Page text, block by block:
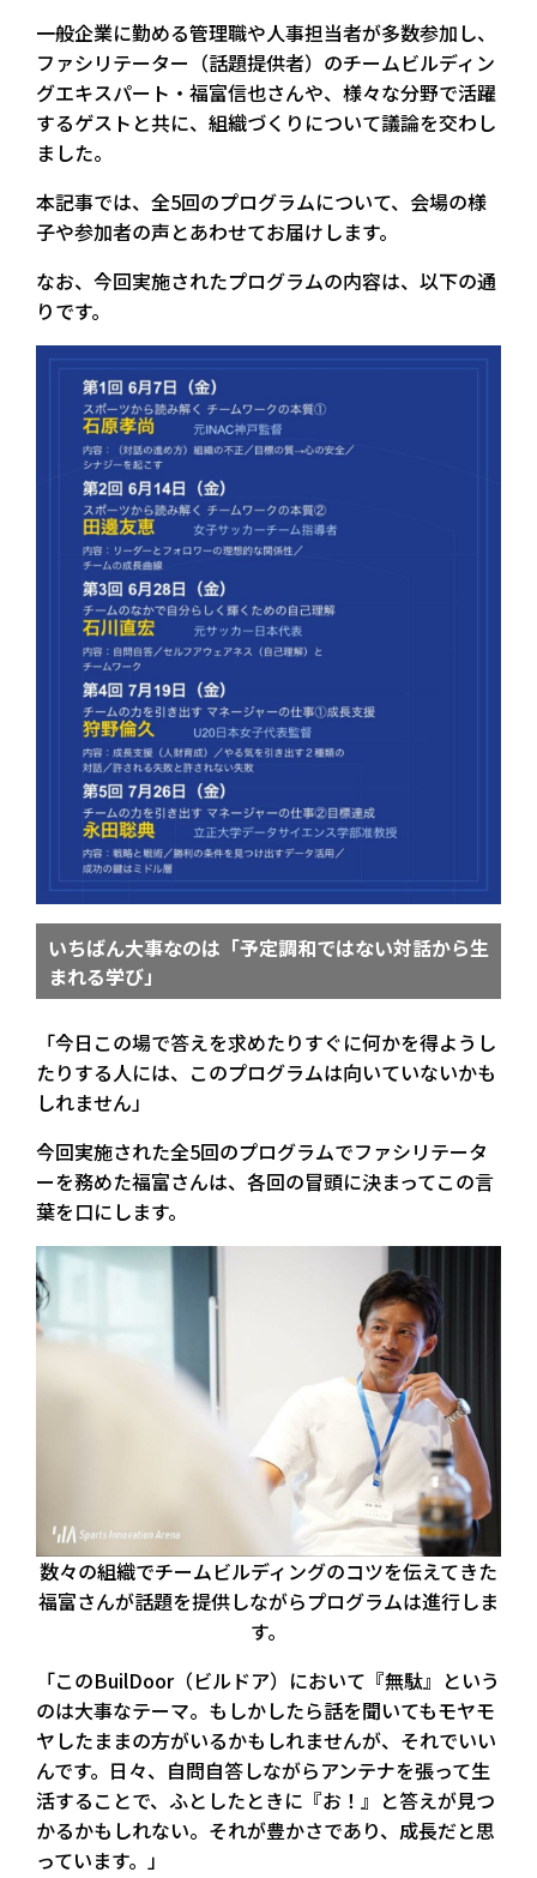
一般企業に勤める管理職や人事担当者が多数参加し、
ファシリテーター（話題提供者）のチームビルディン
グエキスパート・福富信也さんや、様々な分野で活躍
するゲストと共に、組織づくりについて議論を交わし
ました。
本記事では、全5回のプログラムについて、会場の様
子や参加者の声とあわせてお届けします。
なお、今回実施されたプログラムの内容は、以下の通
りです。
いちばん大事なのは「予定調和ではない対話から生
まれる学び」
「今日この場で答えを求めたりすぐに何かを得ようし
たりする人には、このプログラムは向いていないかも
しれません」
今回実施された全5回のプログラムでファシリテータ
ーを務めた福富さんは、各回の冒頭に決まってこの言
葉を口にします。
数々の組織でチームビルディングのコツを伝えてきた
福富さんが話題を提供しながらプログラムは進行しま
す。
「このBuilDoor（ビルドア）において『無駄』という
のは大事なテーマ。もしかしたら話を聞いてもモヤモ
ヤしたままの方がいるかもしれませんが、それでいい
んです。日々、自問自答しながらアンテナを張って生
活することで、ふとしたときに『お！』と答えが見つ
かるかもしれない。それが豊かさであり、成長だと思
っています。」